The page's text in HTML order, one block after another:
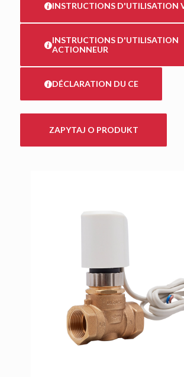
INSTRUCTIONS D'UTILISATION
INSTRUCTIONS D'UTILISATION
ACTIONNEUR
DÉCLARATION DU CE
ZAPYTAJ O PRODUKT